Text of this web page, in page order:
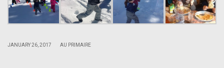
JANUARY 26, 2017 AU PRIMAIRE